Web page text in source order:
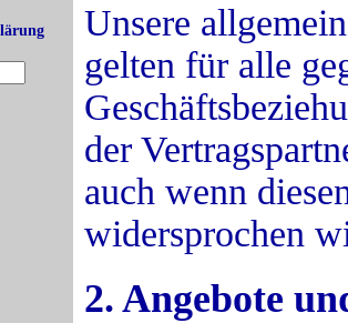
Unsere
gelten für alle
der
auch wenn
widersprochen
2. Angebote